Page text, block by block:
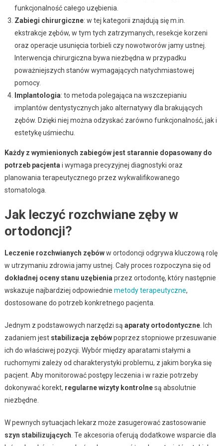
funkcjonalność całego uzębienia.
Zabiegi chirurgiczne: w tej kategorii znajdują się m.in.
ekstrakcje zębów, w tym tych zatrzymanych, resekcje korzeni
oraz operacje usunięcia torbieli czy nowotworów jamy ustnej.
Interwencja chirurgiczna bywa niezbędna w przypadku
poważniejszych stanów wymagających natychmiastowej
pomocy.
Implantologia: to metoda polegająca na wszczepianiu
implantów dentystycznych jako alternatywy dla brakujących
zębów. Dzięki niej można odzyskać zarówno funkcjonalność, jak i
estetykę uśmiechu.
Każdy z wymienionych zabiegów jest starannie dopasowany do
potrzeb pacjenta i wymaga precyzyjnej diagnostyki oraz
planowania terapeutycznego przez wykwalifikowanego
stomatologa.
Jak leczyć rozchwiane zęby w
ortodoncji?
Leczenie rozchwianych zębóww ortodoncji odgrywa kluczową rolę
w utrzymaniu zdrowia jamy ustnej. Cały proces rozpoczyna się od
dokładnej oceny stanu uzębienia przez ortodontę, który następnie
wskazuje najbardziej odpowiednie metody terapeutyczne,
dostosowane do potrzeb konkretnego pacjenta.
Jednym z podstawowych narzędzi są aparaty ortodontyczne. Ich
zadaniem jest stabilizacja zębówpoprzez stopniowe przesuwanie
ich do właściwej pozycji. Wybór między aparatami stałymi a
ruchomymi zależy od charakterystyki problemu, z jakim boryka się
pacjent. Aby monitorować postępy leczenia i w razie potrzeby
dokonywać korekt, regularne wizyty kontrolnesą absolutnie
niezbędne.
W pewnych sytuacjach lekarz może zasugerować zastosowanie
szyn stabilizujących . Te akcesoria oferują dodatkowe wsparcie dla